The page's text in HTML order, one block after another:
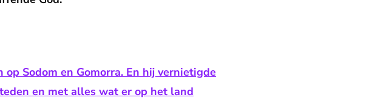
Sodom en Gomorra. En hij vernietigde
en met alles wat er op het land